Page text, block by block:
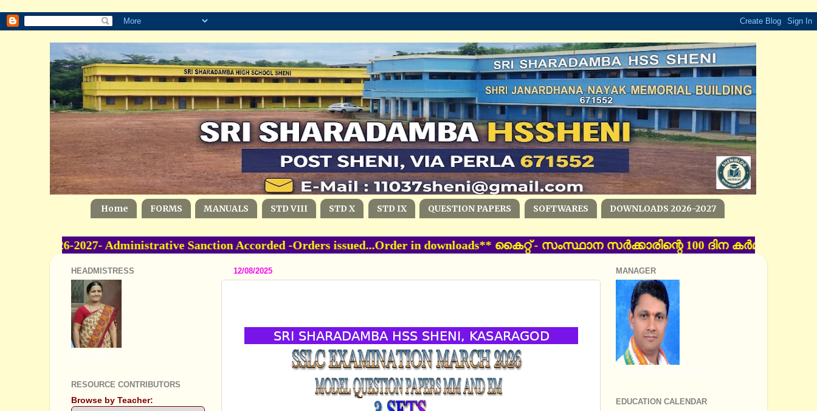
Home FORMS MANUALS STD VIII STD X STD IX QUESTION PAPERS SOFTWARES DOWNLOADS 2026-2027
Scheme -2026-2027- Administrative Sanction Accorded -Orders issued...Order in downloads** കൈറ്റ്‌ - സംസ്ഥാന
12/08/2025
HEADMISTRESS
RESOURCE CONTRIBUTORS
Browse by Teacher:
MANAGER
EDUCATION CALENDAR